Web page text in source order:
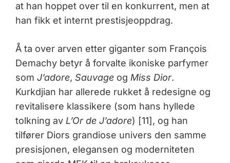
at han hoppet over til en konkurrent, men at
han fikk et internt prestisjeoppdrag.
Å ta over arven etter giganter som François
Demachy betyr å forvalte ikoniske parfymer
som J’adore, Sauvageog Miss Dior.
Kurkdjian har allerede rukket å redesigne og
revitalisere klassikere (som hans hyllede
tolkning av L’Or de J’adore) [11], og han
tilfører Diors grandiose univers den samme
presisjonen, elegansen og moderniteten